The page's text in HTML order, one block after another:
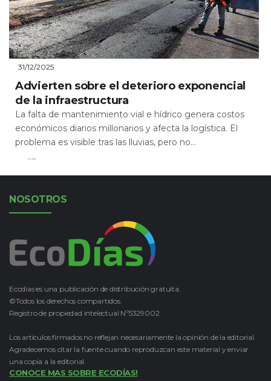
31/12/2025
Advierten sobre el deterioro exponencial
de la infraestructura
La falta de mantenimiento vial e hídrico genera costos
económicos diarios millonarios y afecta la logística. El
problema es visible tras las lluvias, pero no...
Leer Más
NOSOTROS
Ecodías es una publicación de distribución gratuita.
©Todos los derechos compartidos.
Registro de propiedad intelectual Nº5329002
Los artículos firmados no reflejan necesariamente la opinión de la editorial.
Agradecemos citar la fuente cuando reproduzcan este material y enviar
una copia a la editorial.
CONOCE MAS SOBRE ECODÍAS!